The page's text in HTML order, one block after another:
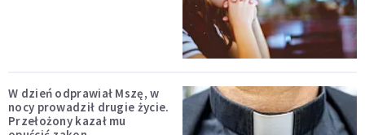
W dzień odprawiał Mszę, w
nocy prowadził drugie życie.
Przełożony kazał mu